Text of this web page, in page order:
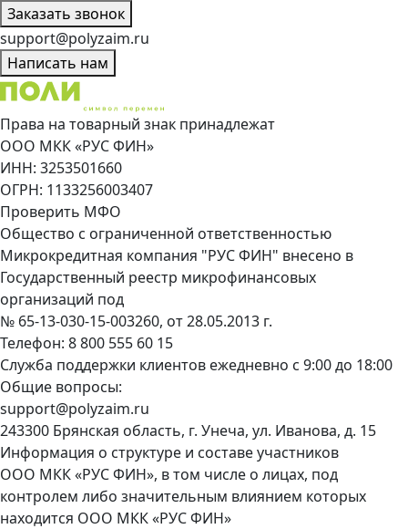
Заказать звонок
support@polyzaim.ru
Написать нам
Права на товарный знак принадлежат
ООО МКК «РУС ФИН»
ИНН: 3253501660
ОГРН: 1133256003407
Проверить МФО
Общество с ограниченной ответственностью
Микрокредитная компания "РУС ФИН" внесено в
Государственный реестр микрофинансовых
организаций под
№ 65-13-030-15-003260, от 28.05.2013 г.
Телефон: 8 800 555 60 15
Служба поддержки клиентов ежедневно с 9:00 до 18:00
Общие вопросы:
support@polyzaim.ru
243300 Брянская область, г. Унеча, ул. Иванова, д. 15
Информация о структуре и составе участников
ООО МКК «РУС ФИН», в том числе о лицах, под
контролем либо значительным влиянием которых
находится ООО МКК «РУС ФИН»